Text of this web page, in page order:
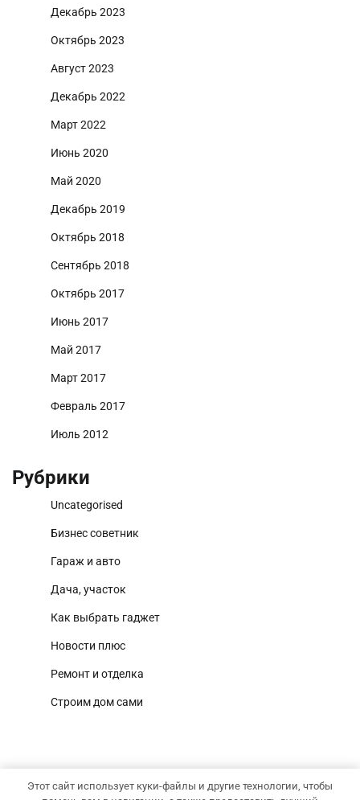
Декабрь 2023
Октябрь 2023
Август 2023
Декабрь 2022
Март 2022
Июнь 2020
Май 2020
Декабрь 2019
Октябрь 2018
Сентябрь 2018
Октябрь 2017
Июнь 2017
Май 2017
Март 2017
Февраль 2017
Июль 2012
Рубрики
Uncategorised
Бизнес советник
Гараж и авто
Дача, участок
Как выбрать гаджет
Новости плюс
Ремонт и отделка
Строим дом сами
Copyright © 2026Территория домаТема National
Этот сайт использует куки-файлы и другие технологии, чтобы